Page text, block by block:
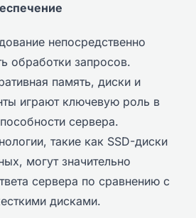
непосредственно
обработки запросов.
память, диски и
играют ключевую роль в
сервера.
такие как SSD-диски
могут значительно
сервера по сравнению с
дисками.